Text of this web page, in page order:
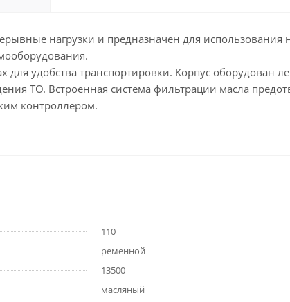
нагрузки и предназначен для
для удобства транспортировки. Корпус
ТО. Встроенная система фильтрации масла
контроллером.
110
ременной
13500
масляный